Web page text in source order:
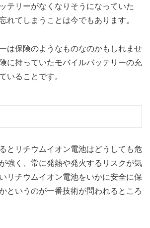
テリーがなくなりそうになっていた
れてしまうことは今でもあります。
は保険のようなものなのかもしれませ
に持っていたモバイルバッテリーの充
いることです。
とリチウムイオン電池はどうしても危
強く、常に発熱や発火するリスクが気
リチウムイオン電池をいかに安全に保
というのが一番技術が問われるところ